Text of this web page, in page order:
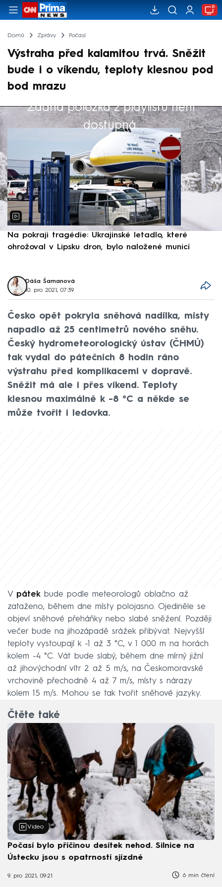
Domů Zprávy Počasí
Výstraha před kalamitou trvá. Sněžit
bude i o víkendu, teploty klesnou pod
bod mrazu
Žádná položka z playlistu není
dostupná.
Výběr redakce
Na pokraji tragédie: Ukrajinské letadlo, které
ohrožoval v Lipsku dron, bylo naložené municí
Dáša Šamanová
10. pro 2021, 07:39
Česko opět pokryla sněhová nadílka, místy
napadlo až 25 centimetrů nového sněhu.
Český hydrometeorologický ústav (ČHMÚ)
tak vydal do pátečních 8 hodin ráno
výstrahu před komplikacemi v dopravě.
Sněžit má ale i přes víkend. Teploty
klesnou maximálně k -8 °C a někde se
může tvořit i ledovka.
V pátek bude podle meteorologů oblačno až
zataženo, během dne místy polojasno. Ojediněle se
objeví sněhové přeháňky nebo slabé sněžení. Později
večer bude na jihozápadě srážek přibývat. Nejvyšší
teploty vystoupají k -1 až 3 °C, v 1 000 m na horách
kolem -4 °C. Vát bude slabý, během dne mírný jižní
až jihovýchodní vítr 2 až 5 m/s, na Českomoravské
vrchovině přechodně 4 až 7 m/s, místy s nárazy
kolem 15 m/s. Mohou se tak tvořit sněhové jazyky.
Čtěte také
Video
Počasí bylo příčinou desítek nehod. Silnice na
Ústecku jsou s opatrností sjízdné
9. pro 2021, 09:21 6 min čtení